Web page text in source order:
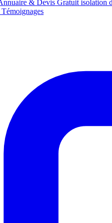
& Devis Gratuit isolation
Témoignages